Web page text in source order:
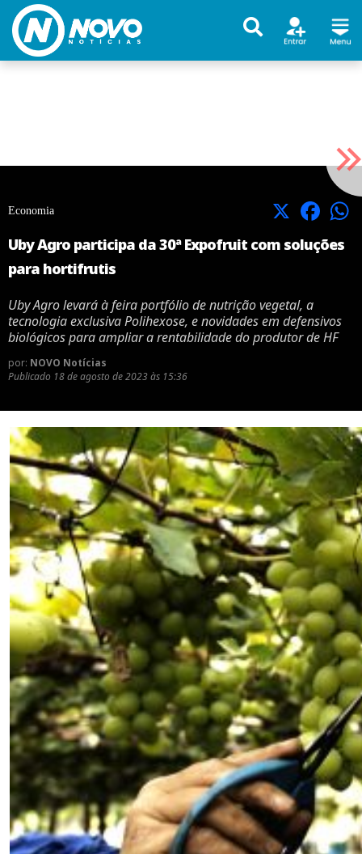
Economia X Facebook
Uby Agro participa da 30ª Expofruit com soluções
para hortifrutis
Uby Agro levará à feira portfólio de nutrição vegetal, a
tecnologia exclusiva Polihexose, e novidades em defensivos
biológicos para ampliar a rentabilidade do produtor de HF
por: NOVO Notícias
Publicado 18 de agosto de 2023 às 15:36